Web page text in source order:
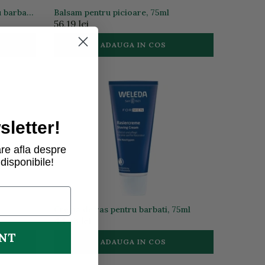
barbati,
Balsam pentru picioare, 75ml
56,19 lei
ADAUGA IN COS
Crema de ras pentru barbati, 75ml
44,33 lei
ADAUGA IN COS
afla despre